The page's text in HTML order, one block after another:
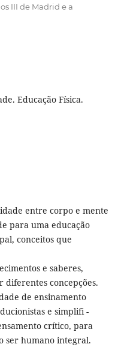
III de Madrid e a
Educação Física.
entre corpo e mente
para uma educação
conceitos que
e saberes,
concepções.
de ensinamento
e simplifi -
crítico, para
ser humano integral.